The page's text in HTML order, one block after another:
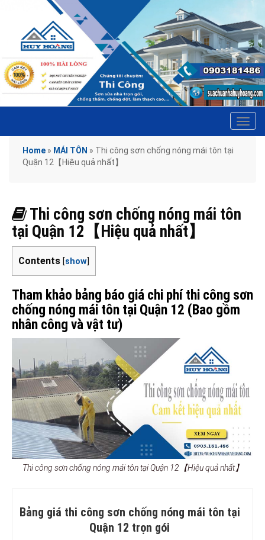
Home » MÁI TÔN » Thi công sơn chống nóng mái tôn tại
Quận 12【Hiệu quả nhất】
Thi công sơn chống nóng mái tôn
tại Quận 12【Hiệu quả nhất】
Contents [show]
Tham khảo bảng báo giá chi phí thi công sơn
chống nóng mái tôn tại Quận 12 (Bao gồm
nhân công và vật tư)
Thi công sơn chống nóng mái tôn tại Quận 12【Hiệu quả nhất】
Bảng giá thi công sơn chống nóng mái tôn tại
Quận 12 trọn gói